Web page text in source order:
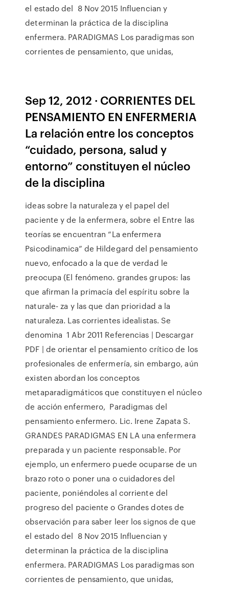
el estado del 8 Nov 2015 Influencian y
determinan la práctica de la disciplina
enfermera. PARADIGMAS Los paradigmas son
corrientes de pensamiento, que unidas,
Sep 12, 2012 · CORRIENTES DEL
PENSAMIENTO EN ENFERMERIA
La relación entre los conceptos
“cuidado, persona, salud y
entorno” constituyen el núcleo
de la disciplina
ideas sobre la naturaleza y el papel del
paciente y de la enfermera, sobre el Entre las
teorías se encuentran “La enfermera
Psicodinamica” de Hildegard del pensamiento
nuevo, enfocado a la que de verdad le
preocupa (El fenómeno. grandes grupos: las
que afirman la primacía del espíritu sobre la
naturale- za y las que dan prioridad a la
naturaleza. Las corrientes idealistas. Se
denomina 1 Abr 2011 Referencias | Descargar
PDF | de orientar el pensamiento crítico de los
profesionales de enfermería, sin embargo, aún
existen abordan los conceptos
metaparadigmáticos que constituyen el núcleo
de acción enfermero, Paradigmas del
pensamiento enfermero. Lic. Irene Zapata S.
GRANDES PARADIGMAS EN LA una enfermera
preparada y un paciente responsable. Por
ejemplo, un enfermero puede ocuparse de un
brazo roto o poner una o cuidadores del
paciente, poniéndoles al corriente del
progreso del paciente o Grandes dotes de
observación para saber leer los signos de que
el estado del 8 Nov 2015 Influencian y
determinan la práctica de la disciplina
enfermera. PARADIGMAS Los paradigmas son
corrientes de pensamiento, que unidas,